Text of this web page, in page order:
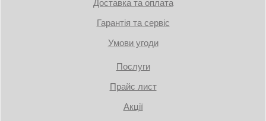
Доставка та оплата
Гарантія та сервіс
Умови угоди
Послуги
Прайс лист
Акції